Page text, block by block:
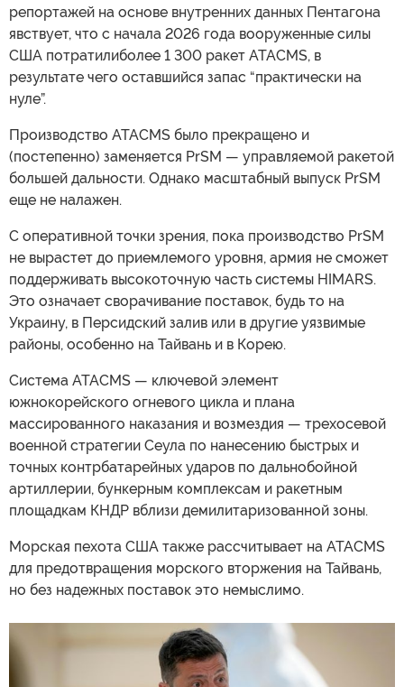
репортажей на основе внутренних данных Пентагона
явствует, что с начала 2026 года вооруженные силы
США потратилиболее 1 300 ракет ATACMS, в
результате чего оставшийся запас “практически на
нуле”.
Производство ATACMS было прекращено и
(постепенно) заменяется PrSM — управляемой ракетой
большей дальности. Однако масштабный выпуск PrSM
еще не налажен.
С оперативной точки зрения, пока производство PrSM
не вырастет до приемлемого уровня, армия не сможет
поддерживать высокоточную часть системы HIMARS.
Это означает сворачивание поставок, будь то на
Украину, в Персидский залив или в другие уязвимые
районы, особенно на Тайвань и в Корею.
Система ATACMS — ключевой элемент
южнокорейского огневого цикла и плана
массированного наказания и возмездия — трехосевой
военной стратегии Сеула по нанесению быстрых и
точных контрбатарейных ударов по дальнобойной
артиллерии, бункерным комплексам и ракетным
площадкам КНДР вблизи демилитаризованной зоны.
Морская пехота США также рассчитывает на ATACMS
для предотвращения морского вторжения на Тайвань,
но без надежных поставок это немыслимо.